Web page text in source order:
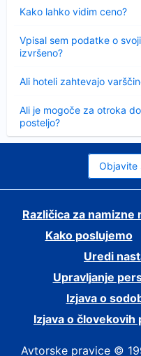
Kako lahko vidim ceno?
Vpisal sem podatke o
izvršeno?
Ali hoteli zahtevajo
Ali je mogoče za otroka
posteljo?
Objavite
Različica za namizne
Kako poslujemo
Uredi
Upravljanje
Izjava o
Izjava o človekovih
Avtorske pravice ©